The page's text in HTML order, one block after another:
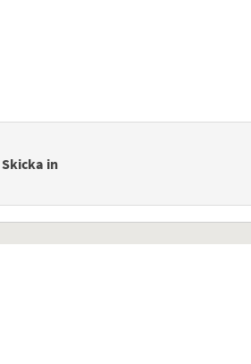
Skicka in